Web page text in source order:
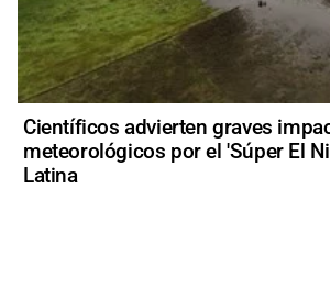
Científicos advierten graves
meteorológicos por el 'Súper El
Latina